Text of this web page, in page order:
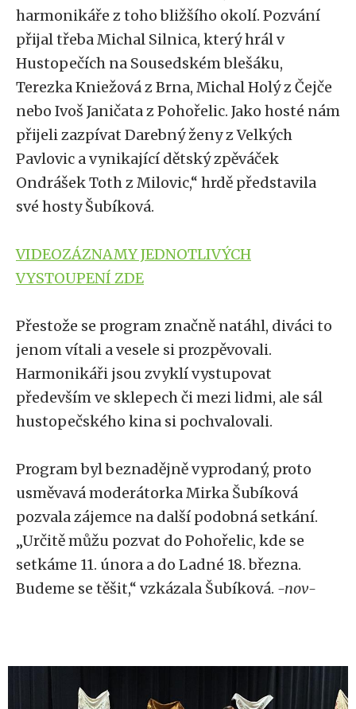
harmonikáře z toho bližšího okolí. Pozvání
přijal třeba Michal Silnica, který hrál v
Hustopečích na Sousedském blešáku,
Terezka Kniežová z Brna, Michal Holý z Čejče
nebo Ivoš Janičata z Pohořelic. Jako hosté nám
přijeli zazpívat Darebný ženy z Velkých
Pavlovic a vynikající dětský zpěváček
Ondrášek Toth z Milovic,“ hrdě představila
své hosty Šubíková.
VIDEOZÁZNAMY JEDNOTLIVÝCH
VYSTOUPENÍ ZDE
Přestože se program značně natáhl, diváci to
jenom vítali a vesele si prozpěvovali.
Harmonikáři jsou zvyklí vystupovat
především ve sklepech či mezi lidmi, ale sál
hustopečského kina si pochvalovali.
Program byl beznadějně vyprodaný, proto
usměvavá moderátorka Mirka Šubíková
pozvala zájemce na další podobná setkání.
„Určitě můžu pozvat do Pohořelic, kde se
setkáme 11. února a do Ladné 18. března.
Budeme se těšit,“ vzkázala Šubíková. -nov-